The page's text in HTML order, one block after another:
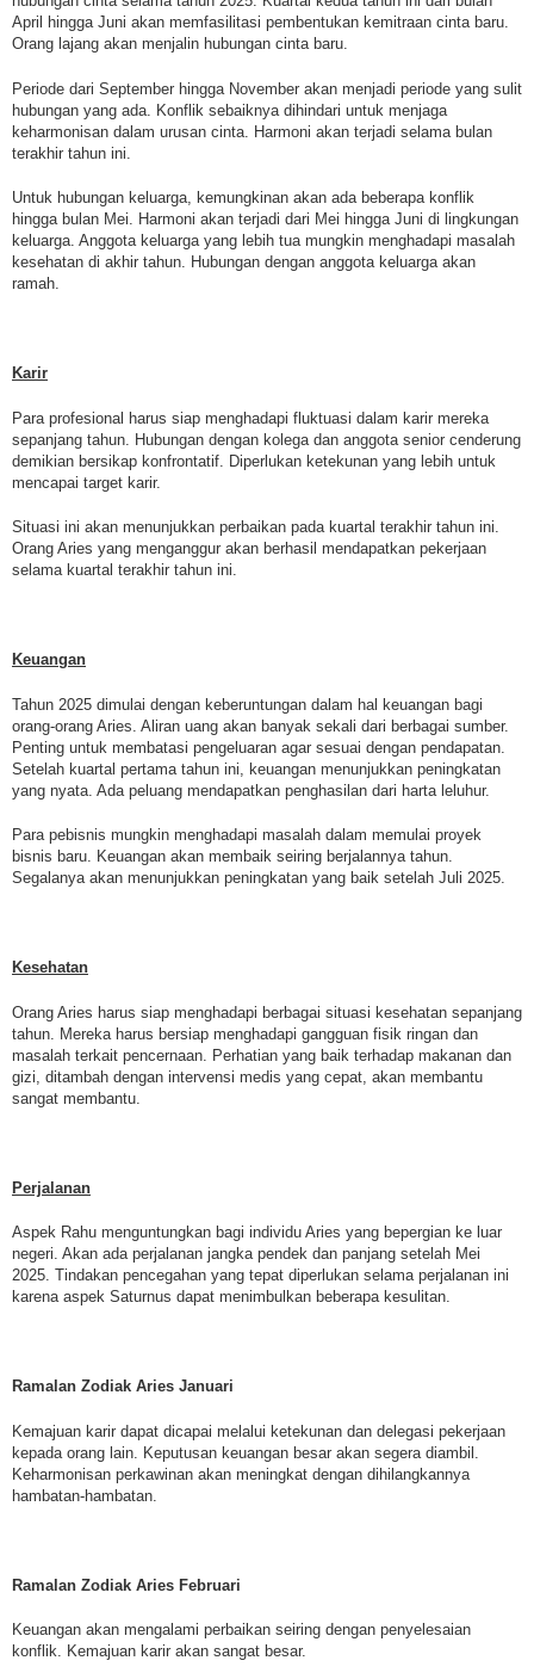
April hingga Juni akan memfasilitasi pembentukan kemitraan cinta baru.
Orang lajang akan menjalin hubungan cinta baru.
Periode dari September hingga November akan menjadi periode yang sulit
hubungan yang ada. Konflik sebaiknya dihindari untuk menjaga
keharmonisan dalam urusan cinta. Harmoni akan terjadi selama bulan
terakhir tahun ini.
Untuk hubungan keluarga, kemungkinan akan ada beberapa konflik
hingga bulan Mei. Harmoni akan terjadi dari Mei hingga Juni di lingkungan
keluarga. Anggota keluarga yang lebih tua mungkin menghadapi masalah
kesehatan di akhir tahun. Hubungan dengan anggota keluarga akan
ramah.
Karir
Para profesional harus siap menghadapi fluktuasi dalam karir mereka
sepanjang tahun. Hubungan dengan kolega dan anggota senior cenderung
demikian bersikap konfrontatif. Diperlukan ketekunan yang lebih untuk
mencapai target karir.
Situasi ini akan menunjukkan perbaikan pada kuartal terakhir tahun ini.
Orang Aries yang menganggur akan berhasil mendapatkan pekerjaan
selama kuartal terakhir tahun ini.
Keuangan
Tahun 2025 dimulai dengan keberuntungan dalam hal keuangan bagi
orang-orang Aries. Aliran uang akan banyak sekali dari berbagai sumber.
Penting untuk membatasi pengeluaran agar sesuai dengan pendapatan.
Setelah kuartal pertama tahun ini, keuangan menunjukkan peningkatan
yang nyata. Ada peluang mendapatkan penghasilan dari harta leluhur.
Para pebisnis mungkin menghadapi masalah dalam memulai proyek
bisnis baru. Keuangan akan membaik seiring berjalannya tahun.
Segalanya akan menunjukkan peningkatan yang baik setelah Juli 2025.
Kesehatan
Orang Aries harus siap menghadapi berbagai situasi kesehatan sepanjang
tahun. Mereka harus bersiap menghadapi gangguan fisik ringan dan
masalah terkait pencernaan. Perhatian yang baik terhadap makanan dan
gizi, ditambah dengan intervensi medis yang cepat, akan membantu
sangat membantu.
Perjalanan
Aspek Rahu menguntungkan bagi individu Aries yang bepergian ke luar
negeri. Akan ada perjalanan jangka pendek dan panjang setelah Mei
2025. Tindakan pencegahan yang tepat diperlukan selama perjalanan ini
karena aspek Saturnus dapat menimbulkan beberapa kesulitan.
Ramalan Zodiak Aries Januari
Kemajuan karir dapat dicapai melalui ketekunan dan delegasi pekerjaan
kepada orang lain. Keputusan keuangan besar akan segera diambil.
Keharmonisan perkawinan akan meningkat dengan dihilangkannya
hambatan-hambatan.
Ramalan Zodiak Aries Februari
Keuangan akan mengalami perbaikan seiring dengan penyelesaian
konflik. Kemajuan karir akan sangat besar.